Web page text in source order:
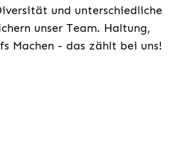
und unterschiedliche
unser Team. Haltung,
Machen - das zählt bei uns!